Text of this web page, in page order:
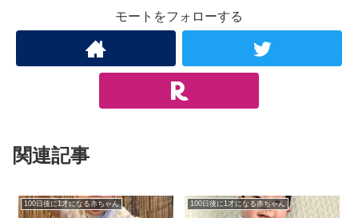
モートをフォローする
関連記事
100日後に1才になる赤ちゃん 100日後に1才になる赤ちゃん